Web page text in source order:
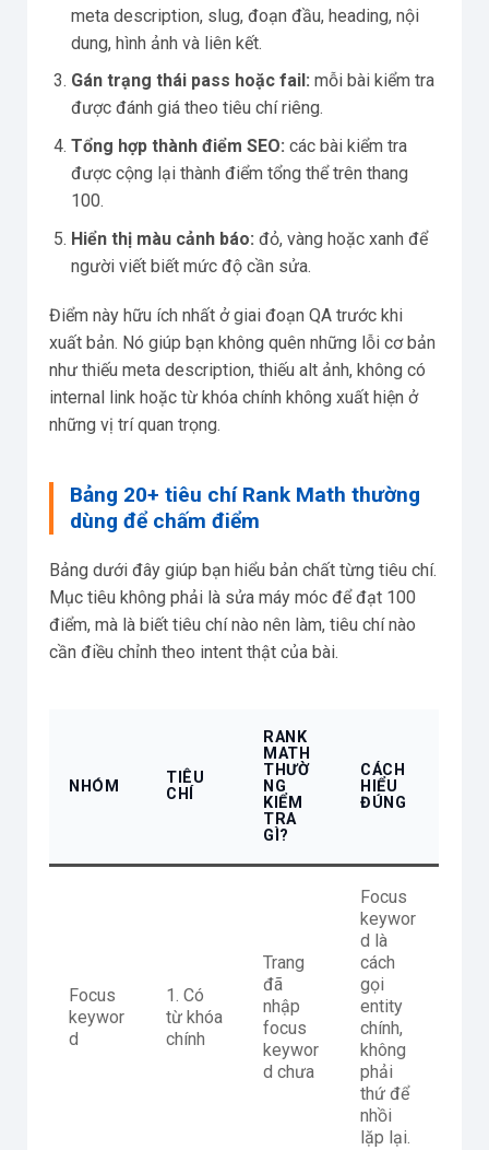
meta description, slug, đoạn đầu, heading, nội
dung, hình ảnh và liên kết.
Gán trạng thái pass hoặc fail: mỗi bài kiểm tra
được đánh giá theo tiêu chí riêng.
Tổng hợp thành điểm SEO: các bài kiểm tra
được cộng lại thành điểm tổng thể trên thang
100.
Hiển thị màu cảnh báo: đỏ, vàng hoặc xanh để
người viết biết mức độ cần sửa.
Điểm này hữu ích nhất ở giai đoạn QA trước khi
xuất bản. Nó giúp bạn không quên những lỗi cơ bản
như thiếu meta description, thiếu alt ảnh, không có
internal link hoặc từ khóa chính không xuất hiện ở
những vị trí quan trọng.
Bảng 20+ tiêu chí Rank Math thường
dùng để chấm điểm
Bảng dưới đây giúp bạn hiểu bản chất từng tiêu chí.
Mục tiêu không phải là sửa máy móc để đạt 100
điểm, mà là biết tiêu chí nào nên làm, tiêu chí nào
cần điều chỉnh theo intent thật của bài.
NHÓM
TIÊU
CHÍ
RANK
MATH
THƯỜ
NG
KIỂM
TRA
GÌ?
CÁCH
HIỂU
ĐÚNG
Focus
keywor
d
1. Có
từ khóa
chính
Trang
đã
nhập
focus
keywor
d chưa
Focus
keywor
d là
cách
gọi
entity
chính,
không
phải
thứ để
nhồi
lặp lại.